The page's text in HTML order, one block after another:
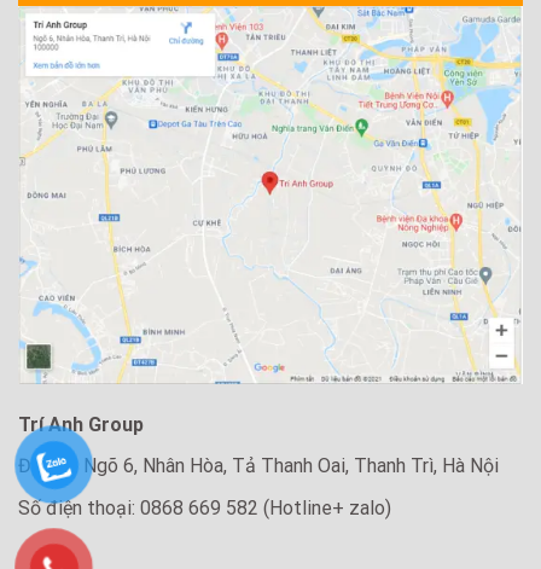
Trí Anh Group
Địa chỉ: Ngõ 6, Nhân Hòa, Tả Thanh Oai, Thanh Trì, Hà Nội
Số điện thoại: 0868 669 582 (Hotline+ zalo)